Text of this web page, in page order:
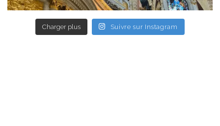
Charger plus Suivre sur Instagram